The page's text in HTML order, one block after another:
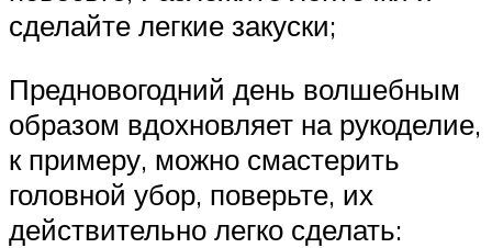
сделайте легкие закуски;
Предновогодний день волшебным
образом вдохновляет на рукоделие,
к примеру, можно смастерить
головной убор, поверьте, их
действительно легко сделать: